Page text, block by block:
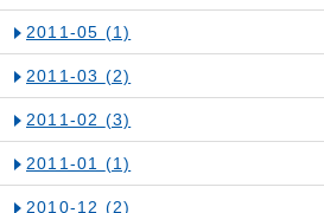
2011-05 (1)
2011-03 (2)
2011-02 (3)
2011-01 (1)
2010-12 (2)